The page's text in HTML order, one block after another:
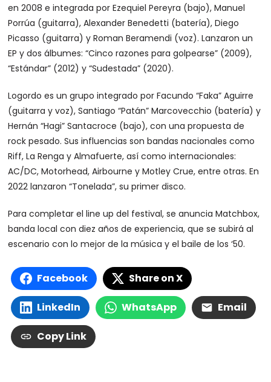
en 2008 e integrada por Ezequiel Pereyra (bajo), Manuel
Porrúa (guitarra), Alexander Benedetti (batería), Diego
Picasso (guitarra) y Roman Beramendi (voz). Lanzaron un
EP y dos álbumes: “Cinco razones para golpearse” (2009),
“Estándar” (2012) y “Sudestada” (2020).
Logordo es un grupo integrado por Facundo “Faka” Aguirre
(guitarra y voz), Santiago “Patán” Marcovecchio (batería) y
Hernán “Hagi” Santacroce (bajo), con una propuesta de
rock pesado. Sus influencias son bandas nacionales como
Riff, La Renga y Almafuerte, así como internacionales:
AC/DC, Motorhead, Airbourne y Motley Crue, entre otras. En
2022 lanzaron “Tonelada”, su primer disco.
Para completar el line up del festival, se anuncia Matchbox,
banda local con diez años de experiencia, que se subirá al
escenario con lo mejor de la música y el baile de los ‘50.
Facebook Share on X
LinkedIn WhatsApp Email
Copy Link